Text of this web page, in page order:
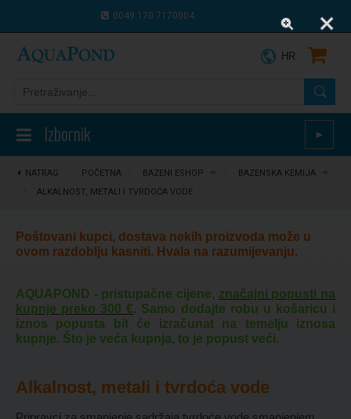
0049 170 7170004
Izbornik ►
HR
NATRAG POČETNA BAZENI ESHOP
BAZENSKA KEMIJA
ALKALNOST, METALI I TVRDOĆA VODE
Poštovani kupci, dostava nekih proizvoda može u
ovom razdoblju kasniti. Hvala na razumijevanju.
AQUAPOND - pristupačne cijene, značajni popusti na
kupnje preko 300 €. Samo dodajte robu u košaricu i
iznos popusta bit će izračunat na temelju iznosa
kupnje. Što je veća kupnja, to je popust veći.
Alkalnost, metali i tvrdoća vode